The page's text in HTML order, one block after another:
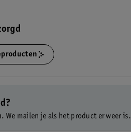
We mailen je als het product er weer is.